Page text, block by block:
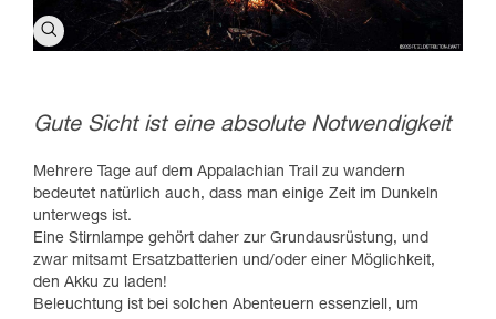
Gute Sicht ist eine absolute Notwendigkeit
Mehrere Tage auf dem Appalachian Trail zu wandern
bedeutet natürlich auch, dass man einige Zeit im Dunkeln
unterwegs ist.
Eine Stirnlampe gehört daher zur Grundausrüstung, und
zwar mitsamt Ersatzbatterien und/oder einer Möglichkeit,
den Akku zu laden!
Beleuchtung ist bei solchen Abenteuern essenziell, um